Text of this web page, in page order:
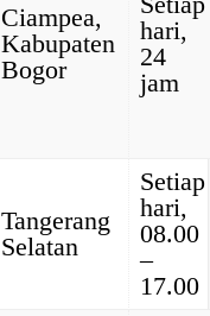
Ciampea,
Kabupaten
Bogor
hari,
24
jam
Tangerang
Selatan
Setiap
hari,
08.00
–
17.00